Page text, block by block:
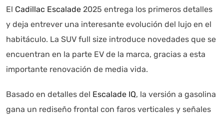
El Cadillac Escalade 2025 entrega los primeros detalles
y deja entrever una interesante evolución del lujo en el
habitáculo. La SUV full size introduce novedades que se
encuentran en la parte EV de la marca, gracias a esta
importante renovación de media vida.
Basado en detalles del Escalade IQ, la versión a gasolina
gana un rediseño frontal con faros verticales y señales